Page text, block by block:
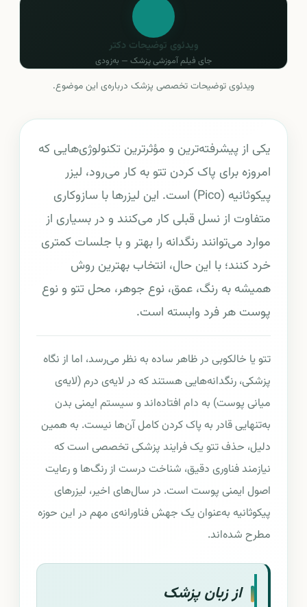
ویدئوی توضیحات دکتر
جای فیلم آموزشی پزشک — به‌زودی
ویدئوی توضیحات تخصصی پزشک درباره‌ی این موضوع.
یکی از پیشرفته‌ترین و مؤثرترین تکنولوژی‌هایی که
امروزه برای پاک کردن تتو به کار می‌رود، لیزر
پیکوثانیه (Pico) است. این لیزرها با سازوکاری
متفاوت از نسل قبلی کار می‌کنند و در بسیاری از
موارد می‌توانند رنگدانه را بهتر و با جلسات کمتری
خرد کنند؛ با این حال، انتخاب بهترین روش
همیشه به رنگ، عمق، نوع جوهر، محل تتو و نوع
پوست هر فرد وابسته است.
تتو یا خالکوبی در ظاهر ساده به نظر می‌رسد، اما از نگاه
پزشکی، رنگدانه‌هایی هستند که در لایه‌ی درم (لایه‌ی
میانی پوست) به دام افتاده‌اند و سیستم ایمنی بدن
به‌تنهایی قادر به پاک کردن کامل آن‌ها نیست. به همین
دلیل، حذف تتو یک فرایند پزشکی تخصصی است که
نیازمند فناوری دقیق، شناخت درست از رنگ‌ها و رعایت
اصول ایمنی پوست است. در سال‌های اخیر، لیزرهای
پیکوثانیه به‌عنوان یک جهش فناورانه‌ی مهم در این حوزه
مطرح شده‌اند.
از زبان پزشک